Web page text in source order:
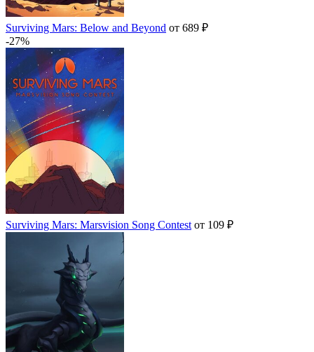
Surviving Mars: Below and Beyond от 689 ₽
-27%
Surviving Mars: Marsvision Song Contest от 109 ₽